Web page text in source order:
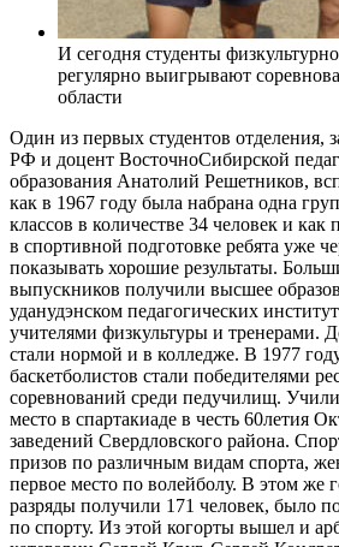
И сегодня студенты
регулярно выигрывают
области
Один из первых студентов отделения,
РФ и доцент ВосточноСибирской
образования Анатолий Решетников,
как в 1967 году была набрана одна
классов в количестве 34 человек и как
в спортивной подготовке ребята уже
показывать хорошие результаты.
выпускников получили высшее
уданудэнском педагогических
учителями физкультуры и тренерами.
стали нормой и в колледже. В 1977
баскетболистов стали победителями
соревнований среди педучилищ.
место в спартакиаде в честь 60летия
заведений Свердловского района.
призов по различным видам спорта,
первое место по волейболу. В этом же
разряды получили 171 человек, было
по спорту. Из этой когорты вышел и